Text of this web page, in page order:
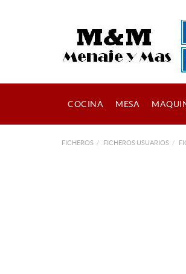
COCINA MESA
FICHEROS FICHEROS USUARIOS